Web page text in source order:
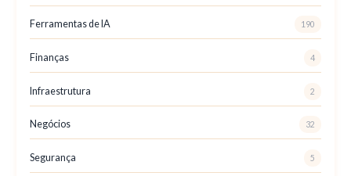
Ferramentas de IA 190
Finanças 4
Infraestrutura 2
Negócios 32
Segurança 5